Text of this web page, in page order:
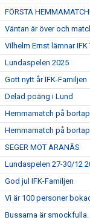
FÖRSTA
Väntan är över och
Vilhelm Ernst lämnar IFK
Lundaspelen 2025
Gott nytt år IFK-Familjen
Delad poäng i Lund
Hemmamatch på
Hemmamatch på
SEGER MOT ARANÄS
Lundaspelen 27-30/12
God jul IFK-Familjen
Vi är 100 personer
Bussarna är smockfulla.